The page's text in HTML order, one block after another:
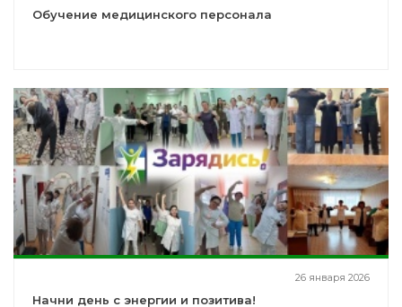
Обучение медицинского персонала
26 января 2026
Начни день с энергии и позитива!